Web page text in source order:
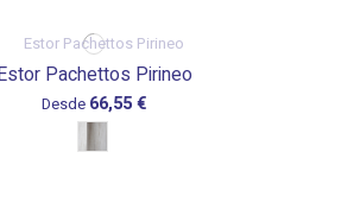
Pachettos Pirineo
Desde 66,55 €